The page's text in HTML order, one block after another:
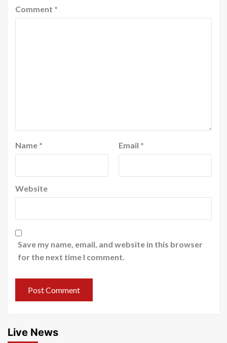
Comment *
Name * Email *
Website
Save my name, email, and website in this browser
for the next time I comment.
Live News